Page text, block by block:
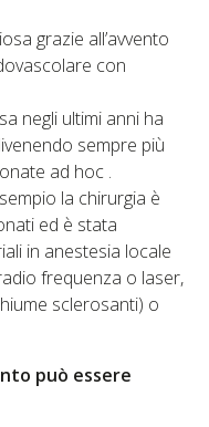
grazie all’avvento
con
negli ultimi anni ha
sempre più
ad hoc .
la chirurgia è
ed è stata
in anestesia locale
frequenza o laser,
sclerosanti) o
può essere